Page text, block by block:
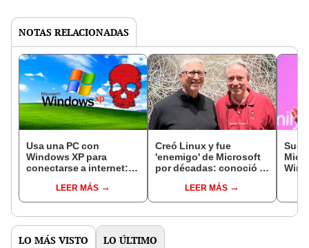
NOTAS RELACIONADAS
Usa una PC con
Windows XP para
conectarse a internet:
hace un terrible
hallazgo
LEER MÁS
Creó Linux y fue
'enemigo' de Microsoft
por décadas: conoció a
tomarse un selfie
LEER MÁS
LO MÁS VISTO LO ÚLTIMO